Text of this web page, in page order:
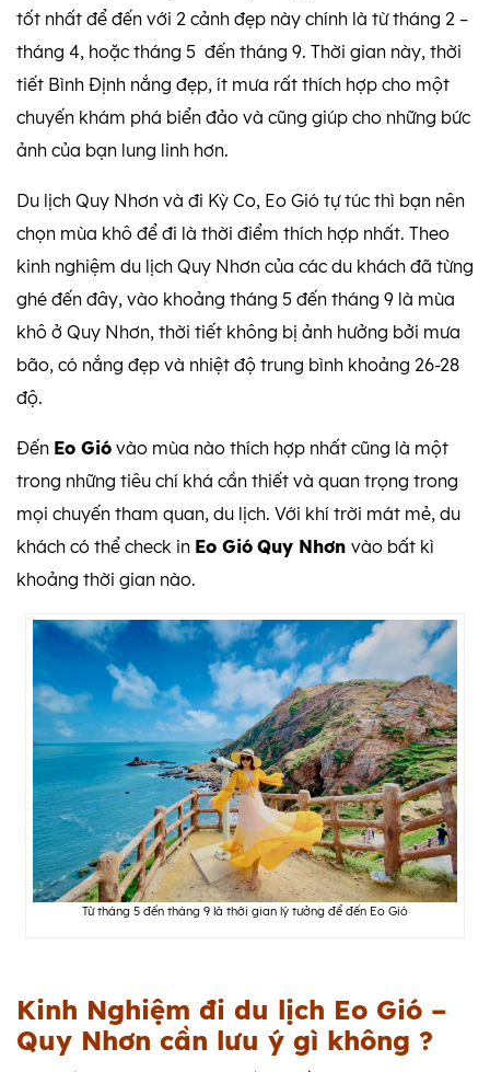
tốt nhất để đến với 2 cảnh đẹp này chính là từ tháng 2 –
tháng 4, hoặc tháng 5 đến tháng 9. Thời gian này, thời
tiết Bình Định nắng đẹp, ít mưa rất thích hợp cho một
chuyến khám phá biển đảo và cũng giúp cho những bức
ảnh của bạn lung linh hơn.
Du lịch Quy Nhơn và đi Kỳ Co, Eo Gió tự túc thì bạn nên
chọn mùa khô để đi là thời điểm thích hợp nhất. Theo
kinh nghiệm du lịch Quy Nhơn của các du khách đã từng
ghé đến đây, vào khoảng tháng 5 đến tháng 9 là mùa
khô ở Quy Nhơn, thời tiết không bị ảnh hưởng bởi mưa
bão, có nắng đẹp và nhiệt độ trung bình khoảng 26-28
độ.
Đến Eo Gió vào mùa nào thích hợp nhất cũng là một
trong những tiêu chí khá cần thiết và quan trọng trong
mọi chuyến tham quan, du lịch. Với khí trời mát mẻ, du
khách có thể check in Eo Gió Quy Nhơn vào bất kì
khoảng thời gian nào.
Từ tháng 5 đến tháng 9 là thời gian lý tưởng để đến Eo Gió
Kinh Nghiệm đi du lịch Eo Gió –
Quy Nhơn cần lưu ý gì không ?